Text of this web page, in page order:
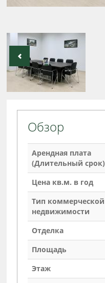
Обзор
Арендная плата
(Длительный срок)
Цена кв.м. в год
Тип коммерческой
недвижимости
Отделка
Площадь
Этаж